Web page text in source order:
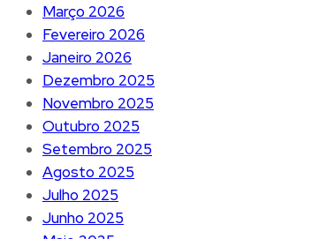
Março 2026
Fevereiro 2026
Janeiro 2026
Dezembro 2025
Novembro 2025
Outubro 2025
Setembro 2025
Agosto 2025
Julho 2025
Junho 2025